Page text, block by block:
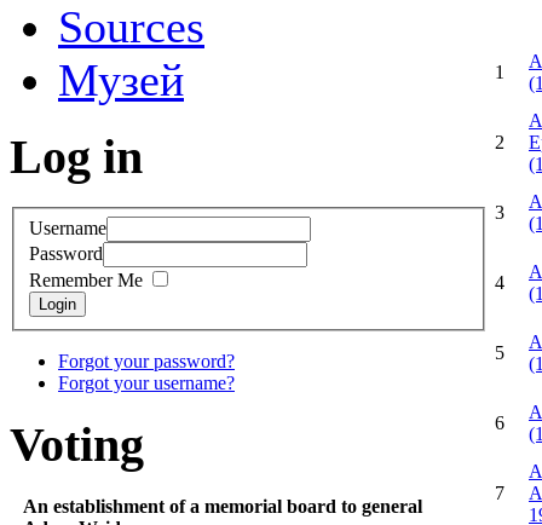
Sources
Музей
Log in
Username
Password
Remember Me
Login
Forgot your password?
Forgot your username?
Voting
An establishment of a memorial board to general
1
2
3
4
5
6
7